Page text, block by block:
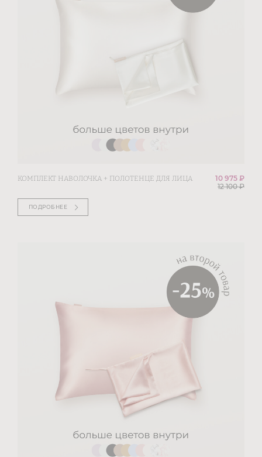
КОМПЛЕКТ НАВОЛОЧКА + ПОЛОТЕНЦЕ ДЛЯ ЛИЦА
10 975 ₽
12 100₽
ПОДРОБНЕЕ